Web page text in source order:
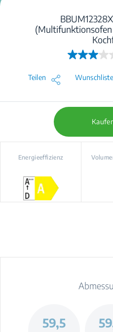
(Multifunktionsofen
3.0
Sternen,
Bewertung.
Link
derselben
Teilen Wunschliste
Energieeffizienz
59,5